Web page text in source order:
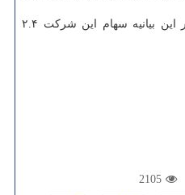
این در حالیست که بعد از انتشار این بیانیه سهام این شرکت ۲.۴
2105